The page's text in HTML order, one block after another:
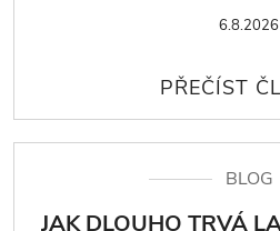
6.8.2026
BLOG
JAK DLOUHO TRVÁ